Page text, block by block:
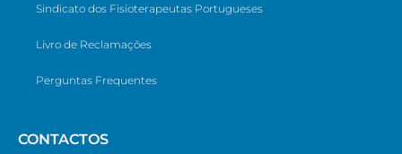
Sindicato dos Fisioterapeutas Portugueses
Livro de Reclamações
Perguntas Frequentes
CONTACTOS